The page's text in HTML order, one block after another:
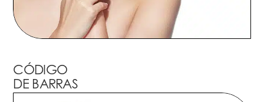
CÓDIGO
DE BARRAS